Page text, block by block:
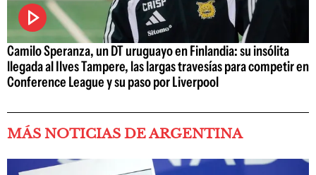
Camilo Speranza, un DT uruguayo en Finlandia: su insólita
llegada al Ilves Tampere, las largas travesías para competir en
Conference League y su paso por Liverpool
MÁS NOTICIAS DE ARGENTINA